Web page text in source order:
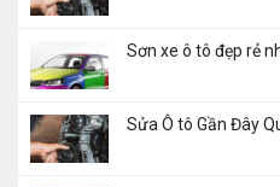
Sơn xe ô tô đẹp rẻ
Sửa Ô tô Gần Đây